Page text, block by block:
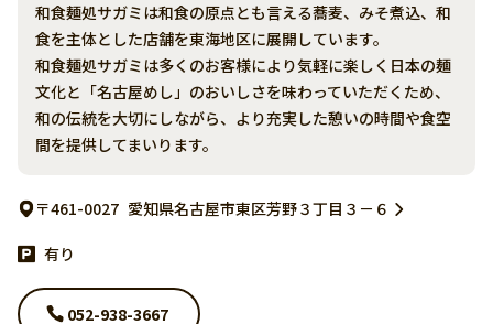
和食麺処サガミは和食の原点とも言える蕎麦、みそ煮込、和
食を主体とした店舗を東海地区に展開しています。
和食麺処サガミは多くのお客様により気軽に楽しく日本の麺
文化と「名古屋めし」のおいしさを味わっていただくため、
和の伝統を大切にしながら、より充実した憩いの時間や食空
間を提供してまいります。
〒461-0027 愛知県名古屋市東区芳野３丁目３－６
有り
052-938-3667